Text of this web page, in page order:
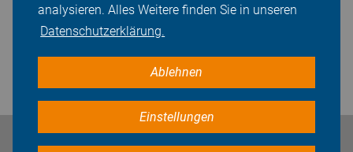
analysieren. Alles Weitere finden Sie in unseren
Datenschutzerklärung.
Ablehnen
Einstellungen
Bleiben Sie in Kontakt